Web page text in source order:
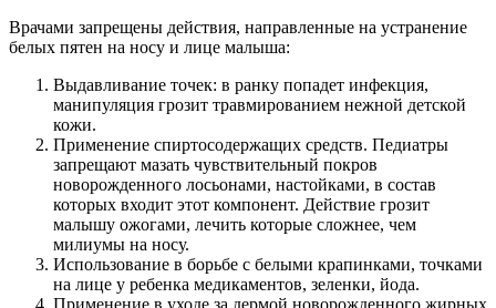
Врачами запрещены действия, направленные на устранение
белых пятен на носу и лице малыша:
Выдавливание точек: в ранку попадет инфекция,
манипуляция грозит травмированием нежной детской
кожи.
Применение спиртосодержащих средств. Педиатры
запрещают мазать чувствительный покров
новорожденного лосьонами, настойками, в состав
которых входит этот компонент. Действие грозит
малышу ожогами, лечить которые сложнее, чем
милиумы на носу.
Использование в борьбе с белыми крапинками, точками
на лице у ребенка медикаментов, зеленки, йода.
Применение в уходе за дермой новорожденного жирных